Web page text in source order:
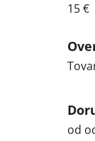
15 €
od